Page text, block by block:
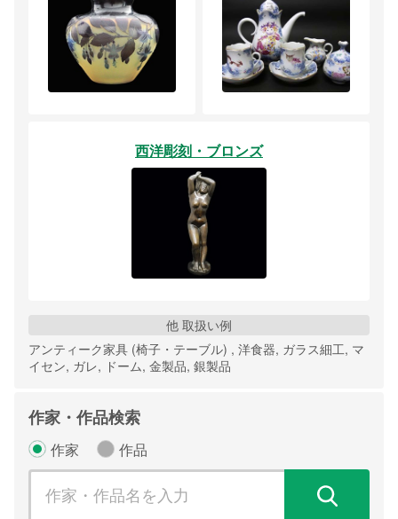
西洋彫刻・ブロンズ
他 取扱い例
アンティーク家具 (椅子・テーブル) , 洋食器, ガラス細工, マ
イセン, ガレ, ドーム, 金製品, 銀製品
作家・作品検索
作家 作品